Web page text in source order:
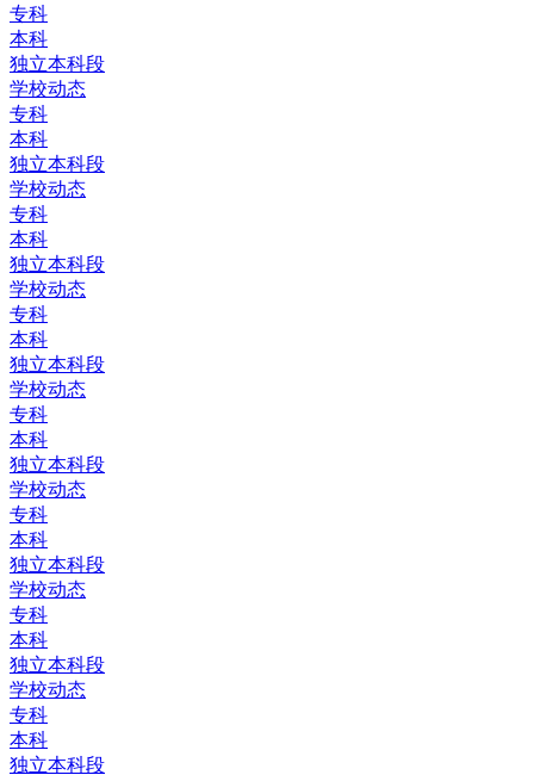
专科
本科
独立本科段
学校动态
专科
本科
独立本科段
学校动态
专科
本科
独立本科段
学校动态
专科
本科
独立本科段
学校动态
专科
本科
独立本科段
学校动态
专科
本科
独立本科段
学校动态
专科
本科
独立本科段
学校动态
专科
本科
独立本科段